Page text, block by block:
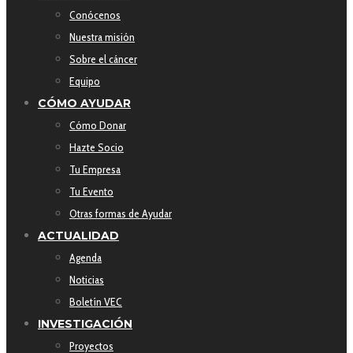
Conócenos
Nuestra misión
Sobre el cáncer
Equipo
CÓMO AYUDAR
Cómo Donar
Hazte Socio
Tu Empresa
Tu Evento
Otras formas de Ayudar
ACTUALIDAD
Agenda
Noticias
Boletín VEC
INVESTIGACIÓN
Proyectos